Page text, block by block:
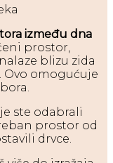
između dna
prostor,
blizu zida
omogućuje
ste odabrali
prostor od
drvce.